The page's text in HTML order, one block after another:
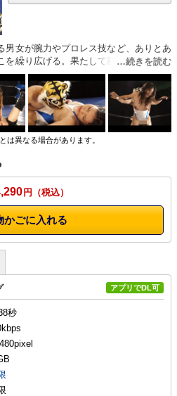
男女が腕力やプロレス技など、ありとあ
を繰り広げる。果たして勝利を手に入れ
は異なる場合があります。
円
かごに入れる
アプリでDL可
秒
pixel